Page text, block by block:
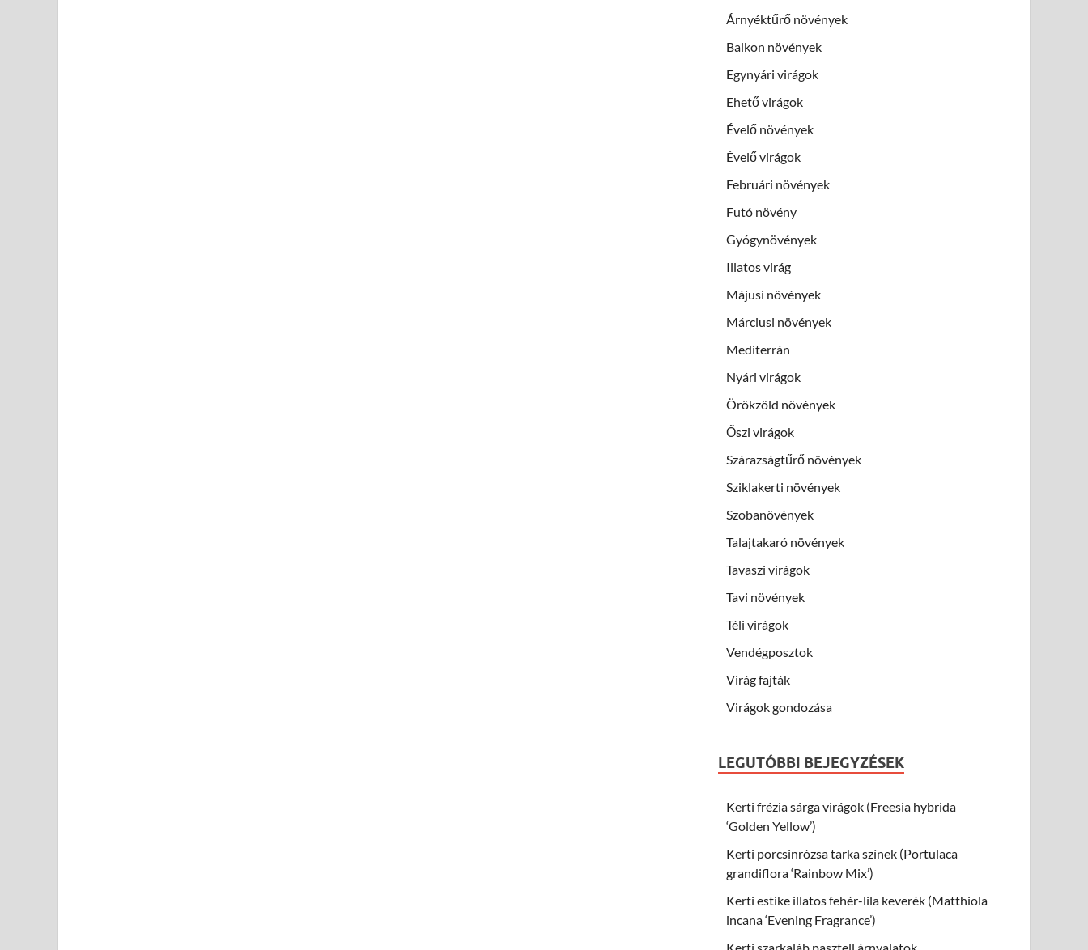
Árnyéktűrő növények
Balkon növények
Egynyári virágok
Ehető virágok
Évelő növények
Évelő virágok
Februári növények
Futó növény
Gyógynövények
Illatos virág
Májusi növények
Márciusi növények
Mediterrán
Nyári virágok
Örökzöld növények
Őszi virágok
Szárazságtűrő növények
Sziklakerti növények
Szobanövények
Talajtakaró növények
Tavaszi virágok
Tavi növények
Téli virágok
Vendégposztok
Virág fajták
Virágok gondozása
LEGUTÓBBI BEJEGYZÉSEK
Kerti frézia sárga virágok (Freesia hybrida
‘Golden Yellow’)
Kerti porcsinrózsa tarka színek (Portulaca
grandiflora ‘Rainbow Mix’)
Kerti estike illatos fehér-lila keverék (Matthiola
incana ‘Evening Fragrance’)